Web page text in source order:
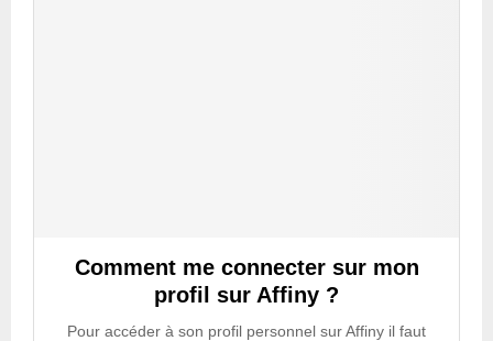
Comment me connecter sur mon
profil sur Affiny ?
Pour accéder à son profil personnel sur Affiny il faut